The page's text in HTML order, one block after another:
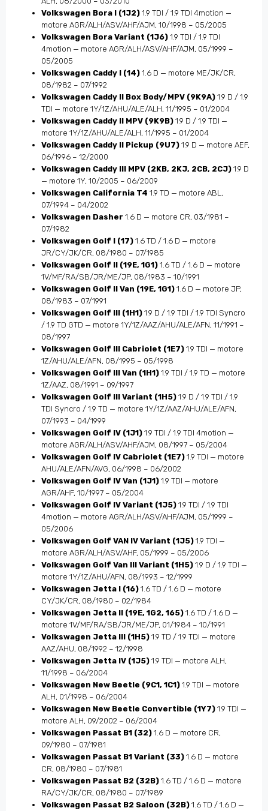
Volkswagen Bora I (1J2) 1.9 TDI / 1.9 TDI 4motion —
motore AGR/ALH/ASV/AHF/AJM, 10/1998 – 05/2005
Volkswagen Bora Variant (1J6) 1.9 TDI / 1.9 TDI
4motion — motore AGR/ALH/ASV/AHF/AJM, 05/1999 –
05/2005
Volkswagen Caddy I (14) 1.6 D — motore ME/JK/CR,
08/1982 – 07/1992
Volkswagen Caddy II Box Body/MPV (9K9A) 1.9 D / 1.9
TDI — motore 1Y/1Z/AHU/ALE/ALH, 11/1995 – 01/2004
Volkswagen Caddy II MPV (9K9B) 1.9 D / 1.9 TDI —
motore 1Y/1Z/AHU/ALE/ALH, 11/1995 – 01/2004
Volkswagen Caddy II Pickup (9U7) 1.9 D — motore AEF,
06/1996 – 12/2000
Volkswagen Caddy III MPV (2KB, 2KJ, 2CB, 2CJ) 1.9 D
— motore 1Y, 10/2005 – 06/2009
Volkswagen California T4 1.9 TD — motore ABL,
07/1994 – 04/2002
Volkswagen Dasher 1.6 D — motore CR, 03/1981 –
07/1982
Volkswagen Golf I (17) 1.6 TD / 1.6 D — motore
JR/CY/JK/CR, 08/1980 – 07/1985
Volkswagen Golf II (19E, 1G1) 1.6 TD / 1.6 D — motore
1V/MF/RA/SB/JR/ME/JP, 08/1983 – 10/1991
Volkswagen Golf II Van (19E, 1G1) 1.6 D — motore JP,
08/1983 – 07/1991
Volkswagen Golf III (1H1) 1.9 D / 1.9 TDI / 1.9 TDI Syncro
/ 1.9 TD GTD — motore 1Y/1Z/AAZ/AHU/ALE/AFN, 11/1991 –
08/1997
Volkswagen Golf III Cabriolet (1E7) 1.9 TDI — motore
1Z/AHU/ALE/AFN, 08/1995 – 05/1998
Volkswagen Golf III Van (1H1) 1.9 TDI / 1.9 TD — motore
1Z/AAZ, 08/1991 – 09/1997
Volkswagen Golf III Variant (1H5) 1.9 D / 1.9 TDI / 1.9
TDI Syncro / 1.9 TD — motore 1Y/1Z/AAZ/AHU/ALE/AFN,
07/1993 – 04/1999
Volkswagen Golf IV (1J1) 1.9 TDI / 1.9 TDI 4motion —
motore AGR/ALH/ASV/AHF/AJM, 08/1997 – 05/2004
Volkswagen Golf IV Cabriolet (1E7) 1.9 TDI — motore
AHU/ALE/AFN/AVG, 06/1998 – 06/2002
Volkswagen Golf IV Van (1J1) 1.9 TDI — motore
AGR/AHF, 10/1997 – 05/2004
Volkswagen Golf IV Variant (1J5) 1.9 TDI / 1.9 TDI
4motion — motore AGR/ALH/ASV/AHF/AJM, 05/1999 –
05/2006
Volkswagen Golf VAN IV Variant (1J5) 1.9 TDI —
motore AGR/ALH/ASV/AHF, 05/1999 – 05/2006
Volkswagen Golf Van III Variant (1H5) 1.9 D / 1.9 TDI —
motore 1Y/1Z/AHU/AFN, 08/1993 – 12/1999
Volkswagen Jetta I (16) 1.6 TD / 1.6 D — motore
CY/JK/CR, 08/1980 – 02/1984
Volkswagen Jetta II (19E, 1G2, 165) 1.6 TD / 1.6 D —
motore 1V/MF/RA/SB/JR/ME/JP, 01/1984 – 10/1991
Volkswagen Jetta III (1H5) 1.9 TD / 1.9 TDI — motore
AAZ/AHU, 08/1992 – 12/1998
Volkswagen Jetta IV (1J5) 1.9 TDI — motore ALH,
11/1998 – 06/2004
Volkswagen New Beetle (9C1, 1C1) 1.9 TDI — motore
ALH, 01/1998 – 06/2004
Volkswagen New Beetle Convertible (1Y7) 1.9 TDI —
motore ALH, 09/2002 – 06/2004
Volkswagen Passat B1 (32) 1.6 D — motore CR,
09/1980 – 07/1981
Volkswagen Passat B1 Variant (33) 1.6 D — motore
CR, 08/1980 – 07/1981
Volkswagen Passat B2 (32B) 1.6 TD / 1.6 D — motore
RA/CY/JK/CR, 08/1980 – 07/1989
Volkswagen Passat B2 Saloon (32B) 1.6 TD / 1.6 D —